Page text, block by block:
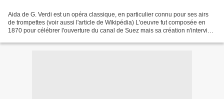
Aida de G. Verdi est un opéra classique, en particulier connu pour ses airs
de trompettes (voir aussi l'article de Wikipédia) L'oeuvre fut composée en
1870 pour célébrer l'ouverture du canal de Suez mais sa création n'intervint